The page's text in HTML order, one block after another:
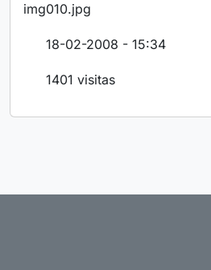
img010.jpg
18-02-2008 - 15:34
1401 visitas